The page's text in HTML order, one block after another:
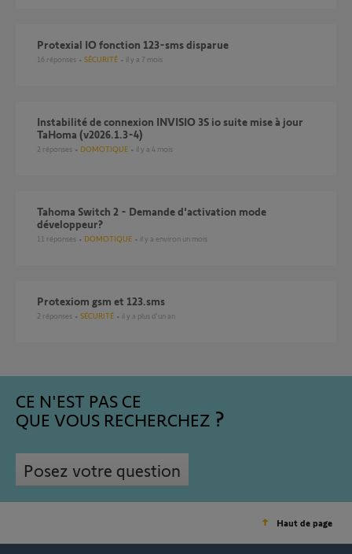
Protexial IO fonction 123-sms disparue
16 réponses SÉCURITÉ il y a 7 mois
Instabilité de connexion INVISIO 3S io suite mise à jour
TaHoma (v2026.1.3-4)
2 réponses DOMOTIQUE il y a 4 mois
Tahoma Switch 2 - Demande d'activation mode
développeur?
11 réponses DOMOTIQUE il y a environ un mois
protexiom gsm et 123.sms
2 réponses SÉCURITÉ il y a plus d'un an
CE N'EST PAS CE
QUE VOUS RECHERCHEZ
Posez votre question
Haut de page